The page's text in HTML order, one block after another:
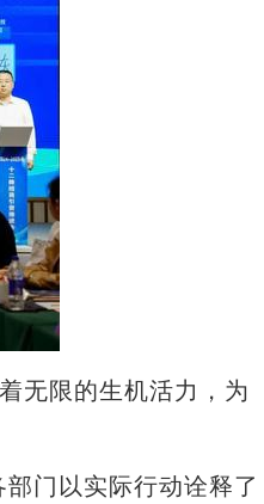
无限的生机活力，为
门以实际行动诠释了